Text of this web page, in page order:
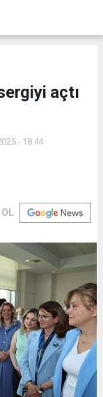
açtı
- 18:44